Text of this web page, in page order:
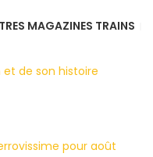
MAGAZINES TRAINS
et de son histoire
pour août